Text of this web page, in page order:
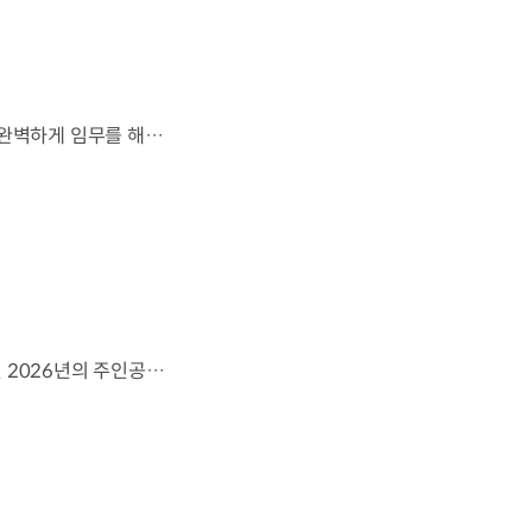
잊지 못할 여정을 돌아보며.가장 중요한 순간, 49번째 팀이 공을 건네며 완벽하게 임무를 해낸 그 순간을 함께 돌아봅니다. 자세히 보기 ▶ #Kia #InspirationConnectsUsAll #49thTeam #OMBC #FIFAWorldCup2026 유튜브 쇼츠 보기 >
영감으로 하나 된 우리는, 무엇이든 해낼 수 있습니다.세계 곳곳에서 모인 2026년의 주인공들이 FIFA 월드컵™ 오피셜 매치볼 캐리어로 꿈의 무대에 섰습니다. 자세히 보기 ▶ #Kia #InspirationConnectsUsAll #49thTeam #OMBC #FIFAWorldCup2026 유튜브 쇼츠 보기 >